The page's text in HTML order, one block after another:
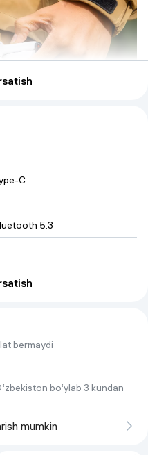
С ТОБОЙ
и имеет настолько
положить даже в карман.
много места.
ПЛАВНЫЕ
ваши кадры
C
5.3
360
bermaydi
bo‘ylab 3 kundan
mumkin